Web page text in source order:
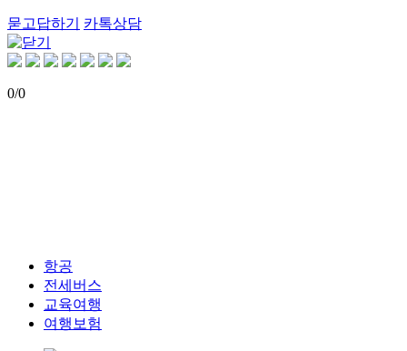
묻고답하기 카톡상담
0/0
항공
전세버스
교육여행
여행보험